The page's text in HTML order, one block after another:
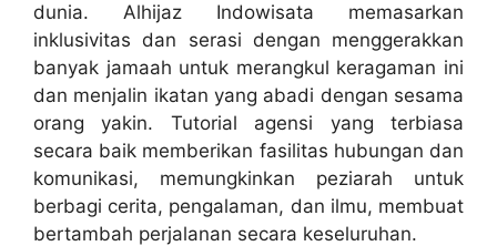
dunia. Alhijaz Indowisata memasarkan
inklusivitas dan serasi dengan menggerakkan
banyak jamaah untuk merangkul keragaman ini
dan menjalin ikatan yang abadi dengan sesama
orang yakin. Tutorial agensi yang terbiasa
secara baik memberikan fasilitas hubungan dan
komunikasi, memungkinkan peziarah untuk
berbagi cerita, pengalaman, dan ilmu, membuat
bertambah perjalanan secara keseluruhan.